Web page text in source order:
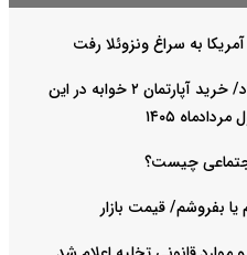
لیست قیمت خرید مسکن در نازی‌آباد/ خرید آپارتمان ۲ خوابه در این
۱۴۰۵
چیست؟
یا بفروشم/ قیمت بازار